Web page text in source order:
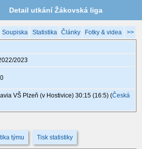
Detail utkání Žákovská liga
2022/2023, XGB273, 14.5. 10:00
Soupiska Statistika Články Fotky & videa >>
2023
VŠ Plzeň (v Hostivice) 30:15 (16:5)(Česká
týmu Tisk statistiky